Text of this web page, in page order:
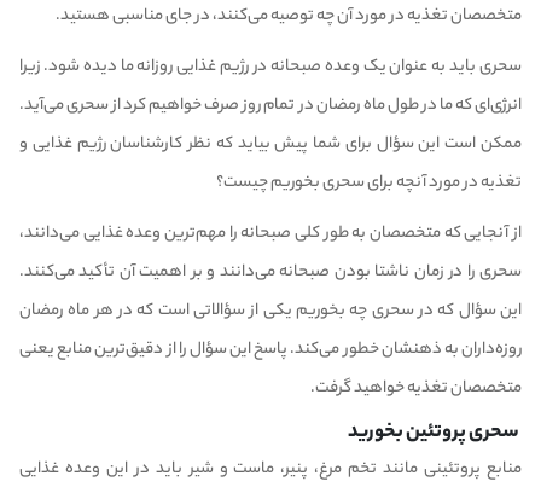
متخصصان تغذیه در مورد آن چه توصیه می‌کنند، در جای مناسبی هستید.
سحری باید به عنوان یک وعده صبحانه در رژیم غذایی روزانه ما دیده شود. زیرا
انرژی‌ای که ما در طول ماه رمضان در تمام روز صرف خواهیم کرد از سحری می‌آید.
ممکن است این سؤال برای شما پیش بیاید که نظر کارشناسان رژیم غذایی و
تغذیه در مورد آنچه برای سحری بخوریم چیست؟
از آنجایی که متخصصان به طور کلی صبحانه را مهم‌ترین وعده غذایی می‌دانند،
سحری را در زمان ناشتا بودن صبحانه می‌دانند و بر اهمیت آن تأکید می‌کنند.
این سؤال که در سحری چه بخوریم یکی از سؤالاتی است که در هر ماه رمضان
روزه‌داران به ذهنشان خطور می‌کند. پاسخ این سؤال را از دقیق‌ترین منابع یعنی
متخصصان تغذیه خواهید گرفت.
سحری پروتئین بخورید
منابع پروتئینی مانند تخم مرغ، پنیر، ماست و شیر باید در این وعده غذایی